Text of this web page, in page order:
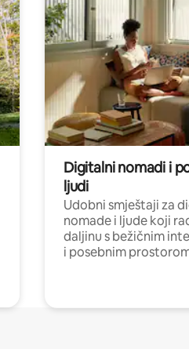
Digitalni nomadi i
ljudi
Udobni smještaji za
nomade i ljude koji
daljinu s bežičnim
i posebnim